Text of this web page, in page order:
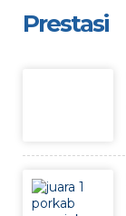
Prestasi